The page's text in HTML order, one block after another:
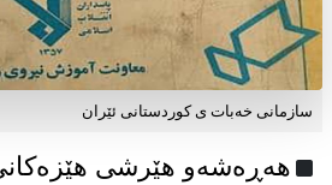
سازمانی خەبات ی كوردستانی ئێران
هەڕەشەو هێرشی